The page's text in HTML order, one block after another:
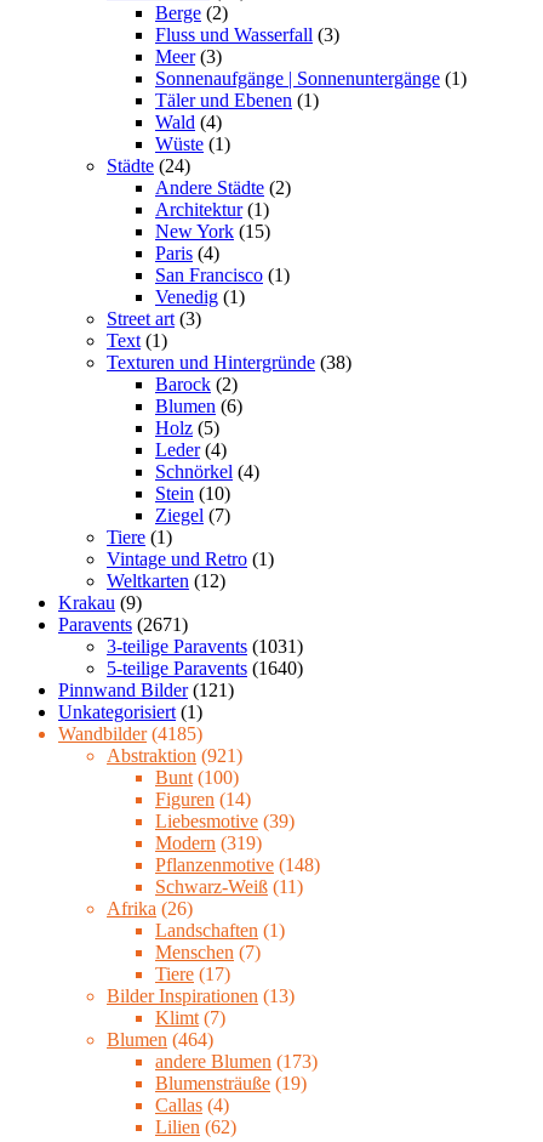
Berge (2)
Fluss und Wasserfall (3)
Meer (3)
Sonnenaufgänge | Sonnenuntergänge (1)
Täler und Ebenen (1)
Wald (4)
Wüste (1)
Städte (24)
Andere Städte (2)
Architektur (1)
New York (15)
Paris (4)
San Francisco (1)
Venedig (1)
Street art (3)
Text (1)
Texturen und Hintergründe (38)
Barock (2)
Blumen (6)
Holz (5)
Leder (4)
Schnörkel (4)
Stein (10)
Ziegel (7)
Tiere (1)
Vintage und Retro (1)
Weltkarten (12)
Krakau (9)
Paravents (2671)
3-teilige Paravents (1031)
5-teilige Paravents (1640)
Pinnwand Bilder (121)
Unkategorisiert (1)
Wandbilder (4185)
Abstraktion (921)
Bunt (100)
Figuren (14)
Liebesmotive (39)
Modern (319)
Pflanzenmotive (148)
Schwarz-Weiß (11)
Afrika (26)
Landschaften (1)
Menschen (7)
Tiere (17)
Bilder Inspirationen (13)
Klimt (7)
Blumen (464)
andere Blumen (173)
Blumensträuße (19)
Callas (4)
Lilien (62)